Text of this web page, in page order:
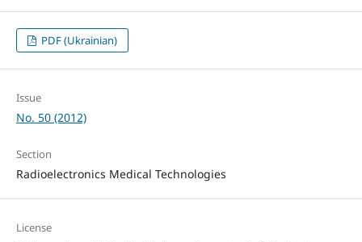
PDF (Ukrainian)
Issue
No. 50 (2012)
Section
Radioelectronics Medical Technologies
License